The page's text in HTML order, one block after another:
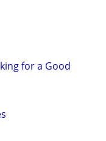
for a Good